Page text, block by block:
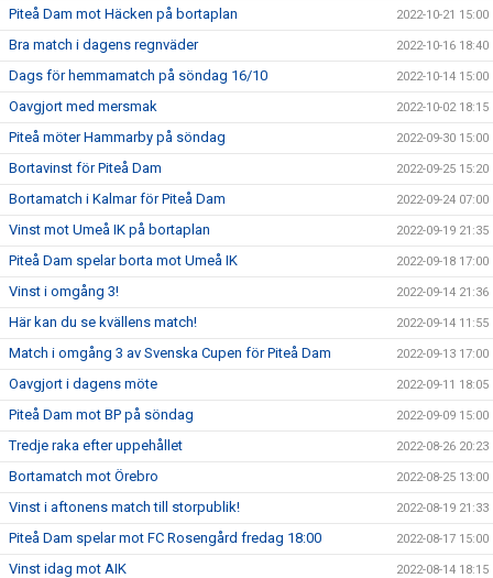
Piteå Dam mot Häcken på bortaplan 2022-10-21 15:00
Bra match i dagens regnväder 2022-10-16 18:40
Dags för hemmamatch på söndag 16/10 2022-10-14 15:00
Oavgjort med mersmak 2022-10-02 18:15
Piteå möter Hammarby på söndag 2022-09-30 15:00
Bortavinst för Piteå Dam 2022-09-25 15:20
Bortamatch i Kalmar för Piteå Dam 2022-09-24 07:00
Vinst mot Umeå IK på bortaplan 2022-09-19 21:35
Piteå Dam spelar borta mot Umeå IK 2022-09-18 17:00
Vinst i omgång 3! 2022-09-14 21:36
Här kan du se kvällens match! 2022-09-14 11:55
Match i omgång 3 av Svenska Cupen för Piteå Dam 2022-09-13 17:00
Oavgjort i dagens möte 2022-09-11 18:05
Piteå Dam mot BP på söndag 2022-09-09 15:00
Tredje raka efter uppehållet 2022-08-26 20:23
Bortamatch mot Örebro 2022-08-25 13:00
Vinst i aftonens match till storpublik! 2022-08-19 21:33
Piteå Dam spelar mot FC Rosengård fredag 18:00 2022-08-17 15:00
Vinst idag mot AIK 2022-08-14 18:15